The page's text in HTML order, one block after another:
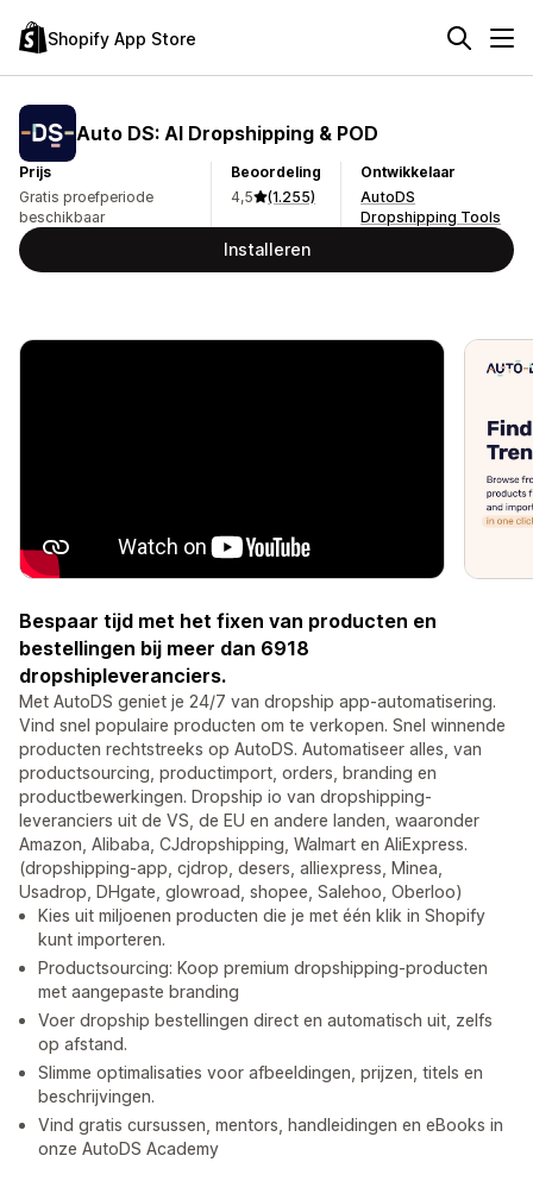
Shopify App Store
Auto DS: AI Dropshipping & POD
Prijs
Gratis proefperiode
beschikbaar
Beoordeling
4,5
(1.255)
Ontwikkelaar
AutoDS
Dropshipping Tools
Installeren
Bespaar tijd met het fixen van producten en
bestellingen bij meer dan 6918
dropshipleveranciers.
Met AutoDS geniet je 24/7 van dropship app-automatisering.
Vind snel populaire producten om te verkopen. Snel winnende
producten rechtstreeks op AutoDS. Automatiseer alles, van
productsourcing, productimport, orders, branding en
productbewerkingen. Dropship io van dropshipping-
leveranciers uit de VS, de EU en andere landen, waaronder
Amazon, Alibaba, CJdropshipping, Walmart en AliExpress.
(dropshipping-app, cjdrop, desers, alliexpress, Minea,
Usadrop, DHgate, glowroad, shopee, Salehoo, Oberloo)
Kies uit miljoenen producten die je met één klik in Shopify
kunt importeren.
Productsourcing: Koop premium dropshipping-producten
met aangepaste branding
Voer dropship bestellingen direct en automatisch uit, zelfs
op afstand.
Slimme optimalisaties voor afbeeldingen, prijzen, titels en
beschrijvingen.
Vind gratis cursussen, mentors, handleidingen en eBooks in
onze AutoDS Academy